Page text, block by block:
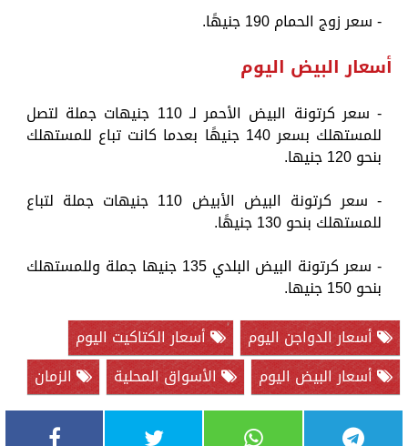
- سعر زوج الحمام 190 جنيهًا.
أسعار البيض اليوم
- سعر كرتونة البيض الأحمر لـ 110 جنيهات جملة لتصل
للمستهلك بسعر 140 جنيهًا بعدما كانت تباع للمستهلك
بنحو 120 جنيها.
- سعر كرتونة البيض الأبيض 110 جنيهات جملة لتباع
للمستهلك بنحو 130 جنيهًا.
- سعر كرتونة البيض البلدي 135 جنيها جملة وللمستهلك
بنحو 150 جنيها.
أسعار الدواجن اليوم
أسعار الكتاكيت اليوم
أسعار البيض اليوم
الأسواق المحلية الزمان